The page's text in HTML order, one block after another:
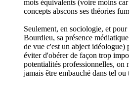
mots équivalents (voire moins
concepts abscons ses théories
Seulement, en sociologie, et pour
Bourdieu, sa présence
de vue c'est un abject idéologue)
éviter d'obérer de façon trop
potentialités professionnelles, on
jamais être embauché dans tel ou